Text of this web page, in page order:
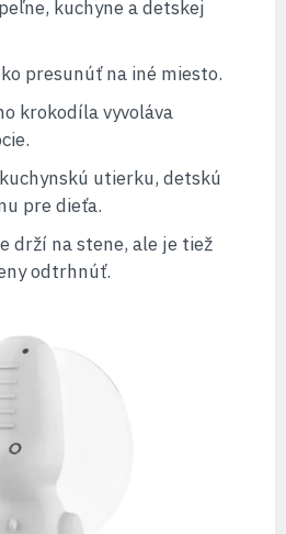
kuchyne a detskej
presunúť na iné miesto.
krokodíla vyvoláva
utierku, detskú
pre dieťa.
drží na stene, ale je tiež
odtrhnúť.